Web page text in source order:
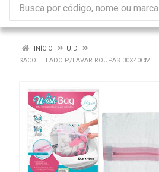
INÍCIO
U.D
SACO TELADO P/LAVAR ROUPAS 30X40CM